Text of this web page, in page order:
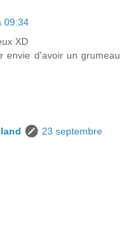
09:34
XD
envie d'avoir un grumeau
23 septembre